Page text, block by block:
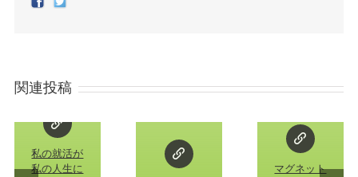
Facebook
Twitter
関連投稿
私の就活が
私の人生に
マグネット